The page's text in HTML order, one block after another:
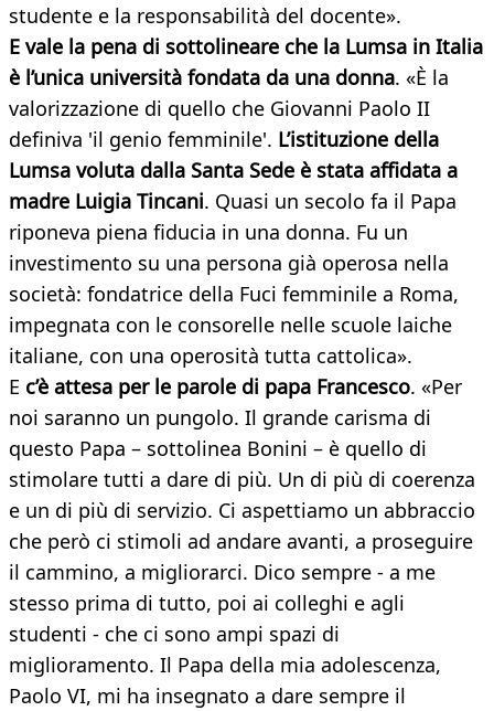
studente e la responsabilità del docente».
E vale la pena di sottolineare che la Lumsa in Italia
è l’unica università fondata da una donna. «È la
valorizzazione di quello che Giovanni Paolo II
definiva 'il genio femminile'. L’istituzione della
Lumsa voluta dalla Santa Sede è stata affidata a
madre Luigia Tincani. Quasi un secolo fa il Papa
riponeva piena fiducia in una donna. Fu un
investimento su una persona già operosa nella
società: fondatrice della Fuci femminile a Roma,
impegnata con le consorelle nelle scuole laiche
italiane, con una operosità tutta cattolica».
E c’è attesa per le parole di papa Francesco. «Per
noi saranno un pungolo. Il grande carisma di
questo Papa – sottolinea Bonini – è quello di
stimolare tutti a dare di più. Un di più di coerenza
e un di più di servizio. Ci aspettiamo un abbraccio
che però ci stimoli ad andare avanti, a proseguire
il cammino, a migliorarci. Dico sempre - a me
stesso prima di tutto, poi ai colleghi e agli
studenti - che ci sono ampi spazi di
miglioramento. Il Papa della mia adolescenza,
Paolo VI, mi ha insegnato a dare sempre il